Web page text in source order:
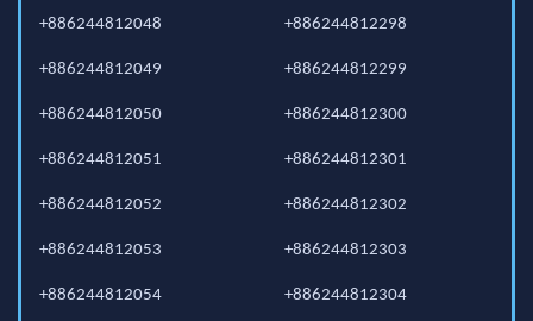
+886244812048
+886244812049
+886244812050
+886244812051
+886244812052
+886244812053
+886244812054
+886244812298
+886244812299
+886244812300
+886244812301
+886244812302
+886244812303
+886244812304